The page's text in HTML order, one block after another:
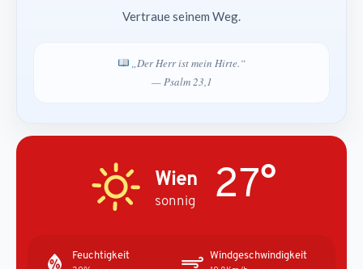
Vertraue seinem Weg.
„Der Herr ist mein Hirte.“
— Psalm 23,1
Wien
sonnig 27°
Feuchtigkeit Windgeschwindigkeit